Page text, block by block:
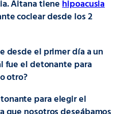
Aitana tienehipoacusia
coclear desde los 2
desde el primer día a un
fue el detonante para
otro?
para elegir el